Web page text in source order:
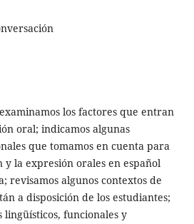
los factores que entran
oral; indicamos algunas
que tomamos en cuenta para
la expresión orales en español
revisamos algunos contextos de
a disposición de los estudiantes;
lingüísticos, funcionales y